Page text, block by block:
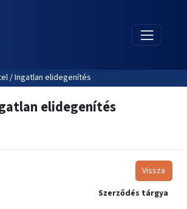
/ Ingatlan elidegenítés
elidegenítés
Vissza
Szerződés tárgya